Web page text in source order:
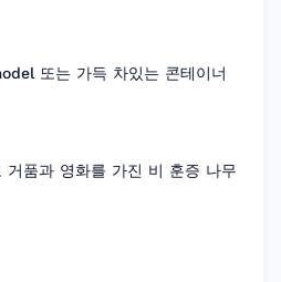
또는 가득 차있는 콘테이너
거품과 영화를 가진 비 훈증 나무